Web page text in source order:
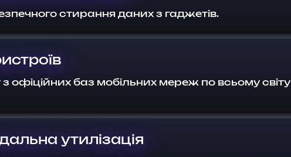
стирання даних з гаджетів.
офіційних баз мобільних мереж по всьому світу
утилізація